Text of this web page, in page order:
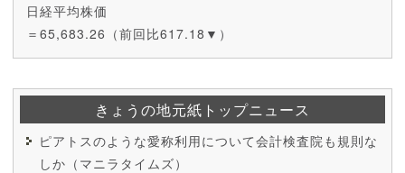
日経平均株価
＝65,683.26（前回比617.18▼）
きょうの地元紙トップニュース
ピアトスのような愛称利用について会計検査院も規則な
しか（マニラタイムズ）